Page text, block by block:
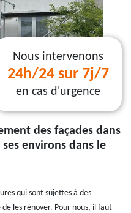
Nous intervenons
24h/24 sur 7j/7
en cas d'urgence
des façades dans
environs dans le
qui sont sujettes à des
les rénover. Pour nous, il faut